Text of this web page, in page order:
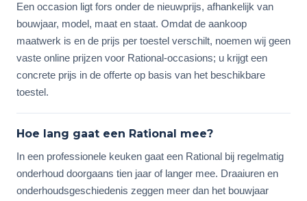
Een occasion ligt fors onder de nieuwprijs, afhankelijk van
bouwjaar, model, maat en staat. Omdat de aankoop
maatwerk is en de prijs per toestel verschilt, noemen wij geen
vaste online prijzen voor Rational-occasions; u krijgt een
concrete prijs in de offerte op basis van het beschikbare
toestel.
Hoe lang gaat een Rational mee?
In een professionele keuken gaat een Rational bij regelmatig
onderhoud doorgaans tien jaar of langer mee. Draaiuren en
onderhoudsgeschiedenis zeggen meer dan het bouwjaar